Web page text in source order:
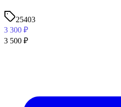
25403
3 300 ₽
3 500 ₽